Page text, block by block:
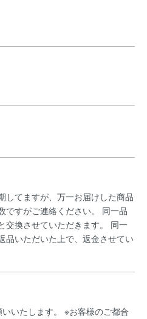
してますが、万一お届けした商品
ですがご連絡ください。 同一品
交換させていただきます。 同一
品いただいた上で、返金させてい
いたします。 ※お客様のご都合